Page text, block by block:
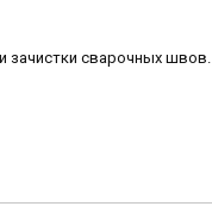
зачистки сварочных швов.